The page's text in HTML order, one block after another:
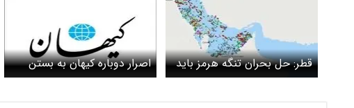
قطر: حل‌ بحران تنگه هرمز باید
منطقه‌ای باشد
اصرار دوباره کیهان به بستن
تنگه هرمز؛ این کار هم قانونی